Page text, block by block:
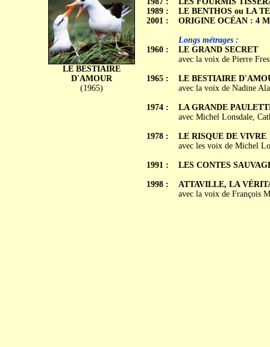
LE BESTIAIRE
D'AMOUR
(1965)
1989 :
2001 :
1960 :
1965 :
1974 :
1978 :
1991 :
1998 :
LE BENTHOS ou LA
ORIGINE OCÉAN : 4
Longs métrages :
LE GRAND SECRET
avec la voix de Pierre
LE BESTIAIRE
avec la voix de Nadine
LA GRANDE
avec Michel Lonsdale,
LE RISQUE DE VIVRE
avec les voix de Michel
LES CONTES
ATTAVILLE, LA
avec la voix de François